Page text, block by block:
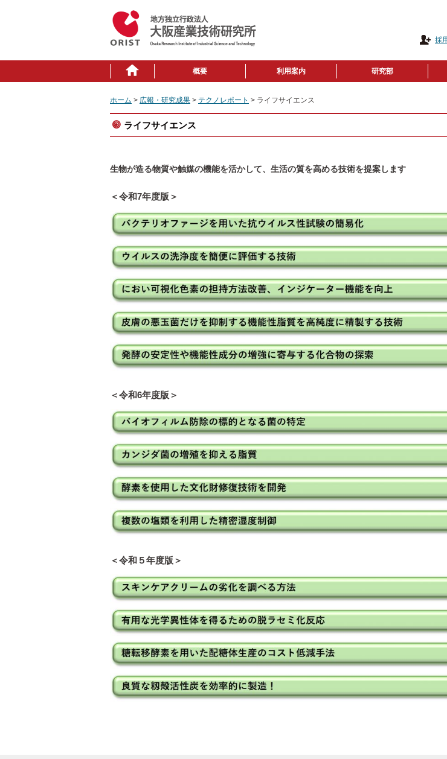
採
概要 利用案内 研究部
ホーム > 広報・研究成果 > テクノレポート > ライフサイエンス
ライフサイエンス
生物が造る物質や触媒の機能を活かして、生活の質を高める技術を提案します
＜令和7年度版＞
＜令和6年度版＞
＜令和５年度版＞